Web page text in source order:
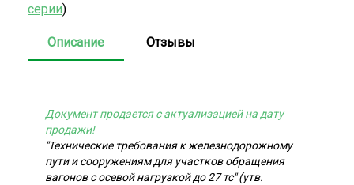
серии)
Описание Отзывы
Документ продается с актуализацией на дату
продажи!
"Технические требования к железнодорожному
пути и сооружениям для участков обращения
вагонов с осевой нагрузкой до 27 тс" (утв.